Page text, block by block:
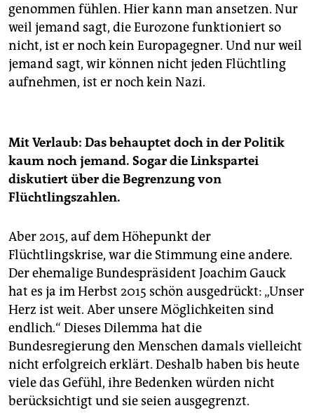
genommen fühlen. Hier kann man ansetzen. Nur
weil jemand sagt, die Eurozone funktioniert so
nicht, ist er noch kein Europagegner. Und nur weil
jemand sagt, wir können nicht jeden Flüchtling
aufnehmen, ist er noch kein Nazi.
Mit Verlaub: Das behauptet doch in der Politik
kaum noch jemand. Sogar die Linkspartei
diskutiert über die Begrenzung von
Flüchtlingszahlen.
Aber 2015, auf dem Höhepunkt der
Flüchtlingskrise, war die Stimmung eine andere.
Der ehemalige Bundespräsident Joachim Gauck
hat es ja im Herbst 2015 schön ausgedrückt: „Unser
Herz ist weit. Aber unsere Möglichkeiten sind
endlich.“ Dieses Dilemma hat die
Bundesregierung den Menschen damals vielleicht
nicht erfolgreich erklärt. Deshalb haben bis heute
viele das Gefühl, ihre Bedenken würden nicht
berücksichtigt und sie seien ausgegrenzt.